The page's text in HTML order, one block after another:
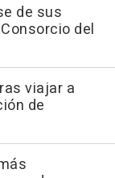
de sus
del
viajar a
de